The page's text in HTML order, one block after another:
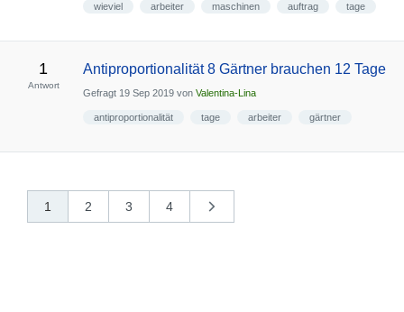
wieviel arbeiter maschinen auftrag tage
1
Antwort
Antiproportionalität 8 Gärtner brauchen 12 Tage
Gefragt 19 Sep 2019 von Valentina-Lina
antiproportionalität tage arbeiter gärtner
1 2 3 4